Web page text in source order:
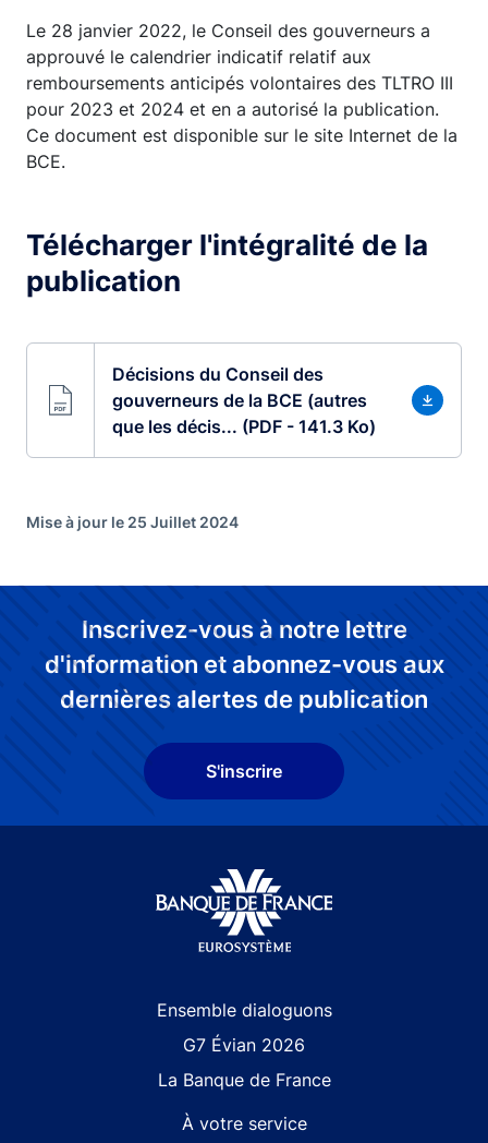
Le 28 janvier 2022, le Conseil des gouverneurs a
approuvé le calendrier indicatif relatif aux
remboursements anticipés volontaires des TLTRO III
pour 2023 et 2024 et en a autorisé la publication.
Ce document est disponible sur le site Internet de la
BCE.
Télécharger l'intégralité de la
publication
Décisions du Conseil des
gouverneurs de la BCE (autres
que les décis... (PDF - 141.3 Ko)
Mise à jour le 25 Juillet 2024
Inscrivez-vous à notre lettre
d'information et abonnez-vous aux
dernières alertes de publication
S'inscrire
Ensemble dialoguons
G7 Évian 2026
La Banque de France
À votre service